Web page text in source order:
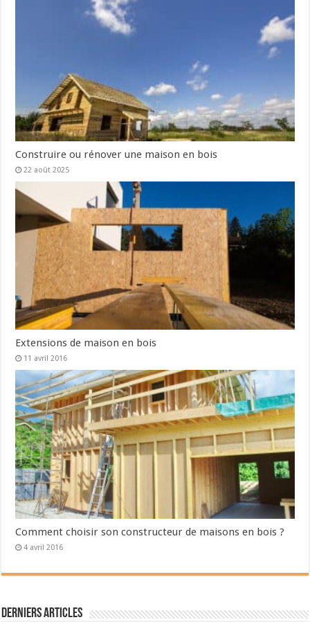
Construire ou rénover une maison en bois
22 août 2025
Extensions de maison en bois
11 avril 2016
Comment choisir son constructeur de maisons en bois ?
4 avril 2016
Derniers articles